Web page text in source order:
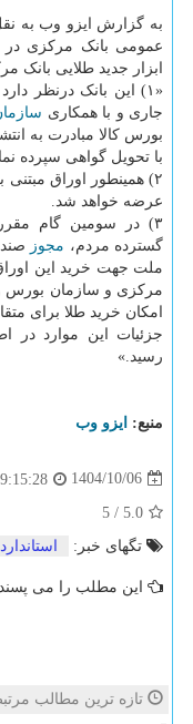
به گزارش ایزو وب به
ابزار جدید طلایی بانک
«۱) این بانک درنظر دارد در جهت مدیریت
جاری و با همکاری
بورس کالا مبادرت به
با تحویل گواهی سپرده
۲) همینطور اوراق
عرضه خواهد شد.
۳) در سومین گام
گسترده مردم، مجوز
ملت جهت خرید این اوراق
مرکزی و سازمان بورس و
امکان خرید طلا برای
جزئیات این موارد در
رسید.»
منبع: ایزو وب
1404/10/06
5.0
/
5
تگهای خبر:
استاندارد
این مطلب را می
تازه ترین مطالب